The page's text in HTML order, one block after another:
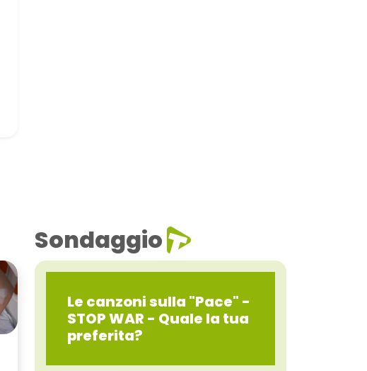
Sondaggio
Le canzoni sulla "Pace" -
STOP WAR - Quale la tua
preferita?